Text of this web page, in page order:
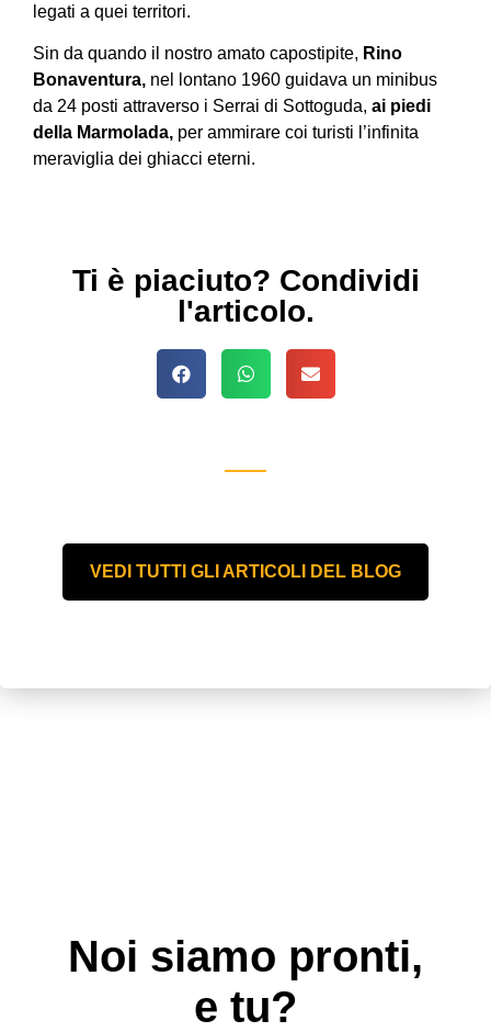
legati a quei territori.
Sin da quando il nostro amato capostipite, Rino
Bonaventura, nel lontano 1960 guidava un minibus
da 24 posti attraverso i Serrai di Sottoguda, ai piedi
della Marmolada, per ammirare coi turisti l’infinita
meraviglia dei ghiacci eterni.
Ti è piaciuto? Condividi
l'articolo.
VEDI TUTTI GLI ARTICOLI DEL BLOG
Noi siamo pronti,
e tu?